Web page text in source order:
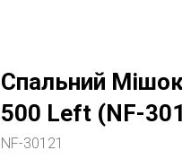
Спальний
500 Left (NF-
NF-30121